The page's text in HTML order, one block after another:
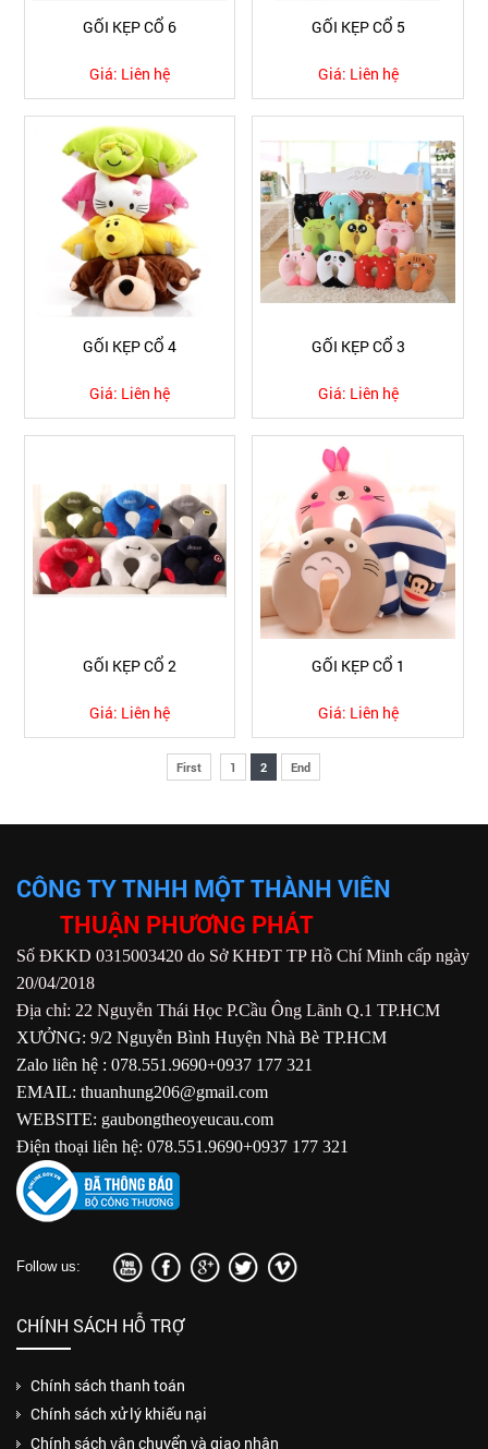
GỐI KẸP CỔ 6
Giá: Liên hệ
GỐI KẸP CỔ 5
Giá: Liên hệ
GỐI KẸP CỔ 4
Giá: Liên hệ
GỐI KẸP CỔ 3
Giá: Liên hệ
GỐI KẸP CỔ 2
Giá: Liên hệ
GỐI KẸP CỔ 1
Giá: Liên hệ
First 1 2 End
CÔNG TY TNHH MỘT THÀNH VIÊN
THUẬN PHƯƠNG PHÁT
Số ĐKKD 0315003420 do Sở KHĐT TP Hồ Chí Minh cấp ngày
20/04/2018
Địa chỉ: 22 Nguyễn Thái Học P.Cầu Ông Lãnh Q.1 TP.HCM
XƯỞNG: 9/2 Nguyễn Bình Huyện Nhà Bè TP.HCM
Zalo liên hệ : 078.551.9690+0937 177 321
EMAIL: thuanhung206@gmail.com
WEBSITE: gaubongtheoyeucau.com
Điện thoại liên hệ: 078.551.9690+0937 177 321
Follow us:
CHÍNH SÁCH HỖ TRỢ
Chính sách thanh toán
Chính sách xử lý khiếu nại
Chính sách vận chuyển và giao nhận